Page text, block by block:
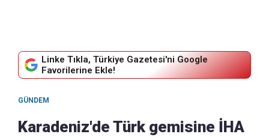
Linke Tıkla, Türkiye Gazetesi'ni Google
Favorilerine Ekle!
GÜNDEM
Karadeniz'de Türk gemisine İHA